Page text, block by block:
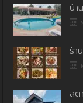
บ้า
ร้า
สต